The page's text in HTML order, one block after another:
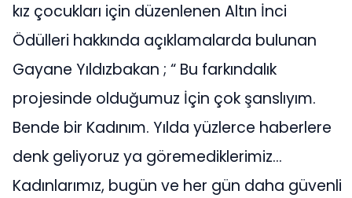
kız çocukları için düzenlenen Altın İnci
Ödülleri hakkında açıklamalarda bulunan
Gayane Yıldızbakan ; “ Bu farkındalık
projesinde olduğumuz İçin çok şanslıyım.
Bende bir Kadınım. Yılda yüzlerce haberlere
denk geliyoruz ya göremediklerimiz…
Kadınlarımız, bugün ve her gün daha güvenli